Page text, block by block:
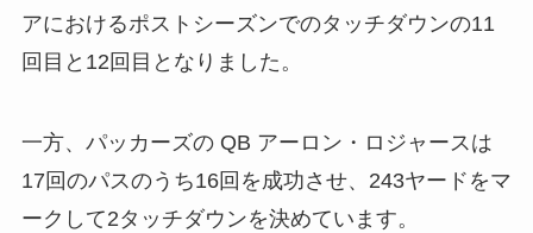
アにおけるポストシーズンでのタッチダウンの11
回目と12回目となりました。
一方、パッカーズの QB アーロン・ロジャースは
17回のパスのうち16回を成功させ、243ヤードをマ
ークして2タッチダウンを決めています。